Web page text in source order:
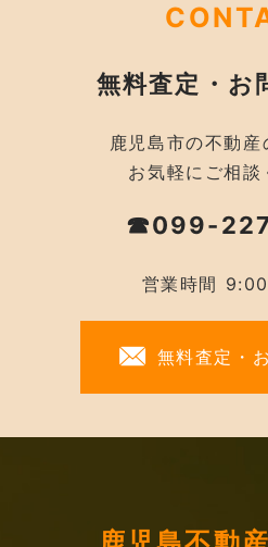
無料査定・お
鹿児島市の不動産
お気軽にご相談
☎099-
営業時間
無料査定・